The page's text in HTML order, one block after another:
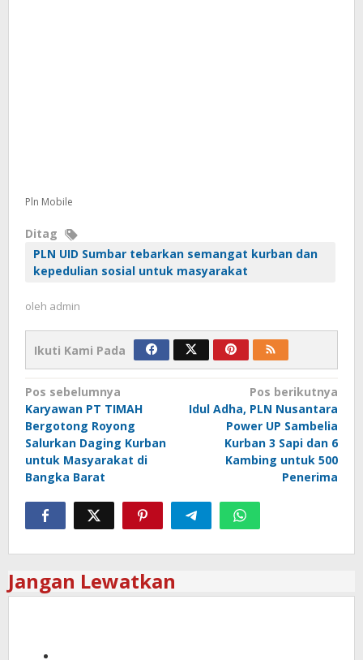
Pln Mobile
Ditag
PLN UID Sumbar tebarkan semangat kurban dan
kepedulian sosial untuk masyarakat
oleh admin
Ikuti Kami Pada
Navigasi
pos
Pos sebelumnya
Karyawan PT TIMAH
Bergotong Royong
Salurkan Daging Kurban
untuk Masyarakat di
Bangka Barat
Pos berikutnya
Idul Adha, PLN Nusantara
Power UP Sambelia
Kurban 3 Sapi dan 6
Kambing untuk 500
Penerima
Jangan Lewatkan